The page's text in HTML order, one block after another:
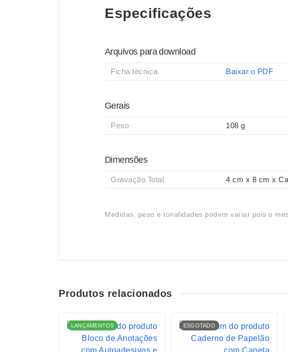
Especificações
Arquivos para download
Ficha técnica Baixar o PDF
Gerais
Peso 108 g
Dimensões
Gravação Total 4 cm x 8 cm x
Medidas, peso e tonalidades podem variar pois o
Produtos relacionados
LANÇAMENTOS ESGOTADO